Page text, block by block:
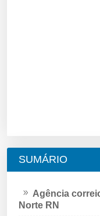
SUMÁRIO
Agência
Norte RN